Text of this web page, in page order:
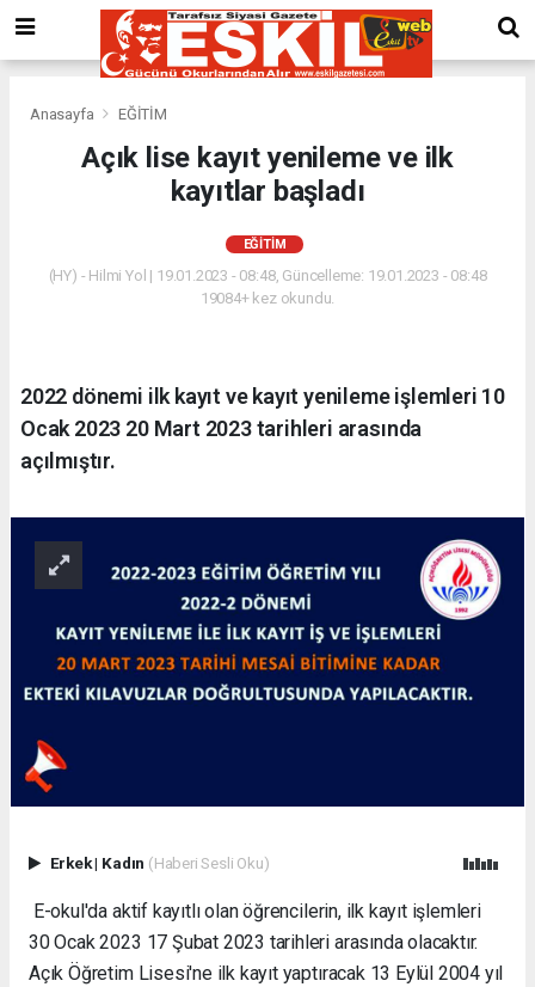
Anasayfa EĞİTİM
Açık lise kayıt yenileme ve ilk
kayıtlar başladı
EĞİTİM
(HY) - Hilmi Yol | 19.01.2023 - 08:48, Güncelleme: 19.01.2023 - 08:48
19084+ kez okundu.
2022 dönemi ilk kayıt ve kayıt yenileme işlemleri 10
Ocak 2023 20 Mart 2023 tarihleri arasında
açılmıştır.
Erkek| Kadın (Haberi Sesli Oku)
E-okul'da aktif kayıtlı olan öğrencilerin, ilk kayıt işlemleri
30 Ocak 2023 17 Şubat 2023 tarihleri arasında olacaktır.
Açık Öğretim Lisesi'ne ilk kayıt yaptıracak 13 Eylül 2004 yıl